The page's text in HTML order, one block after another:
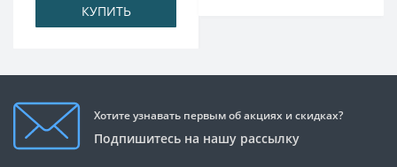
КУПИТЬ
Хотите узнавать первым об акциях и скидках?
Подпишитесь на нашу рассылку